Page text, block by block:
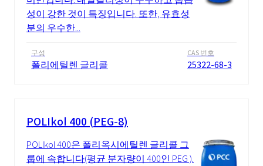
성이 강한 것이 특징입니다. 또한, 유효성
분의 우수한...
구성
폴리에틸렌 글리콜
CAS 번호
25322-68-3
POLIkol 400 (PEG-8)
POLIkol 400은 폴리옥시에틸렌 글리콜 그
룹에 속합니다(평균 분자량이 400인 PEG ).